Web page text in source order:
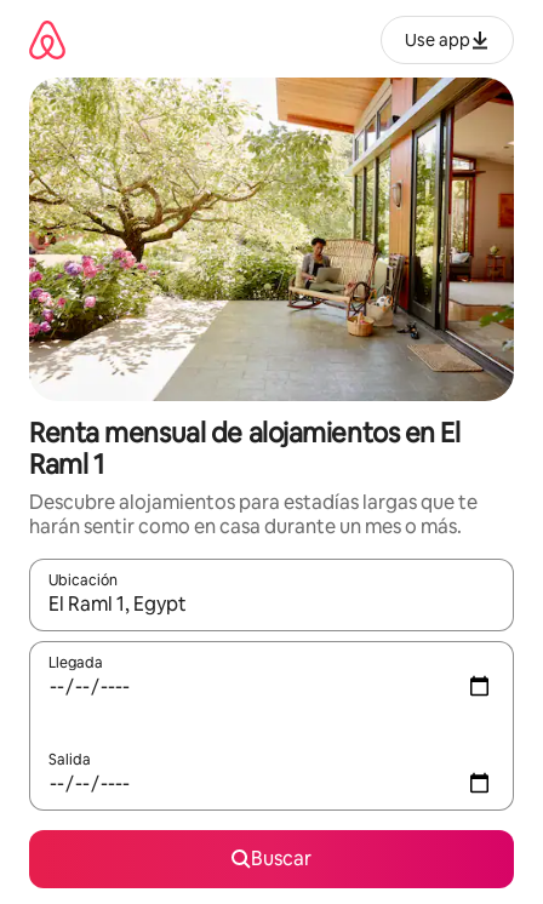
contenido
Use app
Renta mensual de alojamientos en El
Raml 1
Descubre alojamientos para estadías largas que te
harán sentir como en casa durante un mes o más.
Ubicación
Cuando los resultados estén disponibles, navega con las
Llegada
Salida
Buscar